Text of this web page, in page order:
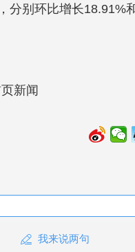
分别环比增长18.91%
新闻
我来说两句